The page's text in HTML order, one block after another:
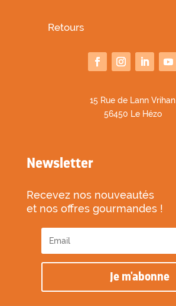
Retours
15 Rue de Lann Vrihan
56450 Le Hézo
Newsletter
Recevez nos nouveautés
et nos offres gourmandes !
Je m'abonne